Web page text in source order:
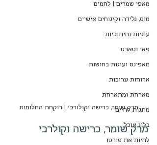
מאפי שמרים | לחמים
מוס, גלידה וקינוחים אישיים
עוגיות וחיתוכיות
פאי וטארט
מאפינס ועוגות בחושות
ארוחות ערוכות
מארחת ומתארחת
מתנות לחיים
בלוג אוכל
לחיות את פורטו
מרק שומר, כרישה וקולורבי | רוקחת החלומות
מרק שומר, כרישה וקולרבי